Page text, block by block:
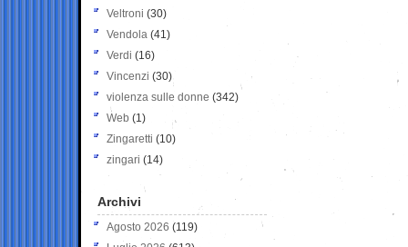
Veltroni (30)
Vendola (41)
Verdi (16)
Vincenzi (30)
violenza sulle donne (342)
Web (1)
Zingaretti (10)
zingari (14)
Archivi
Agosto 2026 (119)